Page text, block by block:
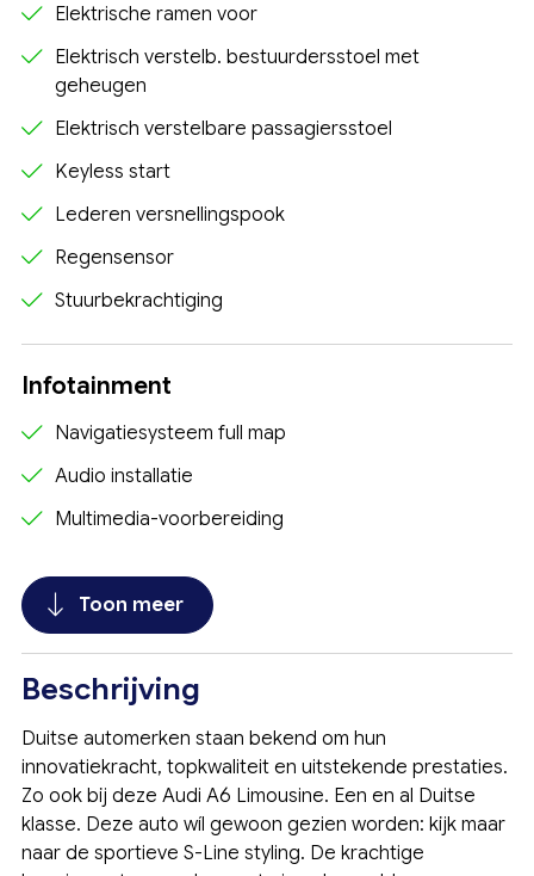
Elektrische ramen voor
Elektrisch verstelb. bestuurdersstoel met
geheugen
Elektrisch verstelbare passagiersstoel
Keyless start
Lederen versnellingspook
Regensensor
Stuurbekrachtiging
Infotainment
Navigatiesysteem full map
Audio installatie
Multimedia-voorbereiding
Toon meer
Beschrijving
Duitse automerken staan bekend om hun
innovatiekracht, topkwaliteit en uitstekende prestaties.
Zo ook bij deze Audi A6 Limousine. Een en al Duitse
klasse. Deze auto wíl gewoon gezien worden: kijk maar
naar de sportieve S-Line styling. De krachtige